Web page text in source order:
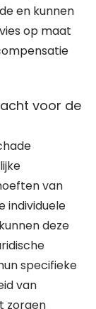
en kunnen
op maat
voor de
van
individuele
deze
specifieke
van
zorgen